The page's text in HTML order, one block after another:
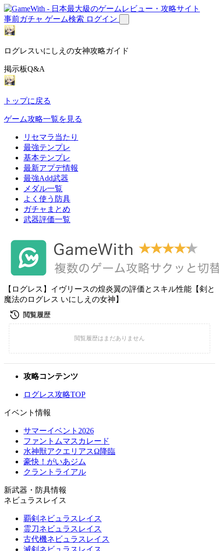
事前ガチャ ゲーム検索 ログイン
ログレスいにしえの女神攻略ガイド
掲示板Q&A
トップに戻る
ゲーム攻略一覧を見る
リセマラ当たり
最強テンプレ
基本テンプレ
最新アプデ情報
最強Add武器
メダル一覧
よく使う防具
ガチャまとめ
武器評価一覧
【ログレス】イヴリースの煌炎翼の評価とスキル性能【剣と
魔法のログレス いにしえの女神】
攻略コンテンツ
ログレス攻略TOP
イベント情報
サマーイベント2026
ファントムマスカレード
水神獣アクエリアスΩ降臨
豪快！がいあジム
クラントライアル
新武器・防具情報
ネビュラスレイス
覇剣ネビュラスレイス
霊刀ネビュラスレイス
古代機ネビュラスレイス
滅剣ネビュラスレイス